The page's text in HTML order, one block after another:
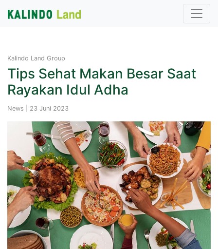
Kalindo Land Group
Tips Sehat Makan Besar Saat
Rayakan Idul Adha
News | 23 Juni 2023